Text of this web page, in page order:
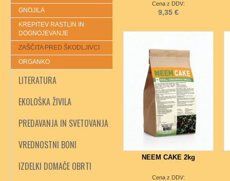
GNOJILA
KREPITEV RASTLIN IN
DOGNOJEVANJE
ZAŠČITA PRED ŠKODLJIVCI
ORGANKO
LITERATURA
EKOLOŠKA ŽIVILA
PREDAVANJA IN SVETOVANJA
VREDNOSTNI BONI
IZDELKI DOMAČE OBRTI
Cena z DDV:
9,35 €
NEEM CAKE 2kg
Cena z DDV: